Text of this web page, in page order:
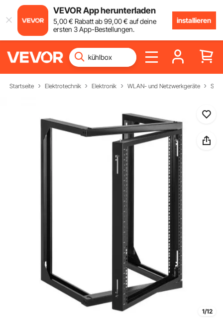
VEVOR App herunterladen
5,00€ Rabatt ab99,00€ auf deine
ersten 3 App-Bestellungen.
installieren
Startseite Elektrotechnik Elektronik WLAN- und Netzwerkgeräte
1/12